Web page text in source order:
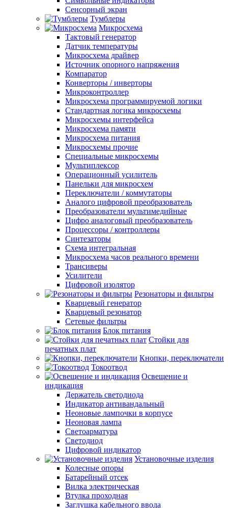
Сенсорный экран
Тумблеры
Микросхема
Тактовый генератор
Датчик температуры
Микросхема драйвер
Источник опорного напряжения
Компаратор
Конверторы / инверторы
Микроконтроллер
Микросхема программируемой логики
Стандартная логика микросхемы
Микросхемы интерфейса
Микросхема памяти
Микросхема питания
Микросхемы прочие
Специальные микросхемы
Мультиплексор
Операционный усилитель
Панельки для микросхем
Переключатели / коммутаторы
Аналого цифровой преобразователь
Преобразователи мультимедийные
Цифро аналоговый преобразователь
Процессоры / контроллеры
Синтезаторы
Схема интегральная
Микросхема часов реального времени
Трансиверы
Усилители
Цифровой изолятор
Резонаторы и фильтры
Кварцевый генератор
Кварцевый резонатор
Сетевые фильтры
Блок питания
Стойки для
печатных плат
Кнопки, переключатели
Токоотвод
Освещение и
индикация
Держатель светодиода
Индикатор антивандальный
Неоновые лампочки в корпусе
Неоновая лампа
Светоарматура
Светодиод
Цифровой индикатор
Установочные изделия
Колесные опоры
Батарейный отсек
Вилка электрическая
Втулка проходная
Заглушка кабельного ввода